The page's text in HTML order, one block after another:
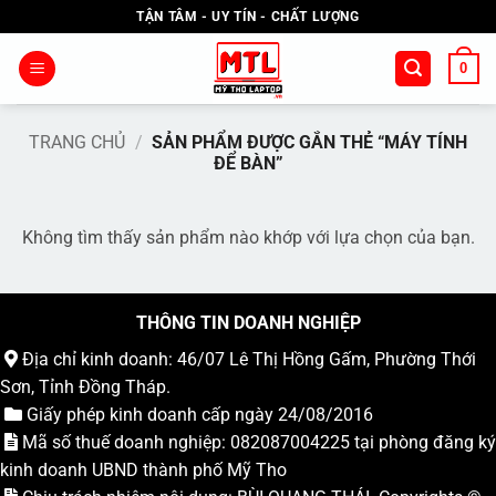
qua
nội
TẬN TÂM - UY TÍN - CHẤT LƯỢNG
0
TRANG CHỦ / SẢN PHẨM ĐƯỢC GẮN THẺ “MÁY TÍNH
ĐỂ BÀN”
Không tìm thấy sản phẩm nào khớp với lựa chọn của bạn.
THÔNG TIN DOANH NGHIỆP
Địa chỉ kinh doanh: 46/07 Lê Thị Hồng Gấm, Phường Thới
Sơn, Tỉnh Đồng Tháp.
Giấy phép kinh doanh cấp ngày 24/08/2016
Mã số thuế doanh nghiệp: 082087004225 tại phòng đăng ký
kinh doanh UBND thành phố Mỹ Tho